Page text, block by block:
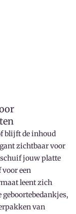
blijft de inhoud
zichtbaar voor
jouw platte
voor een
leent zich
van